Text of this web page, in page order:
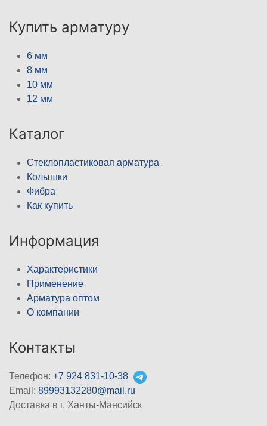
Купить арматуру
6 мм
8 мм
10 мм
12 мм
Каталог
Стеклопластиковая арматура
Колышки
Фибра
Как купить
Информация
Характеристики
Применение
Арматура оптом
О компании
Контакты
Телефон: +7 924 831-10-38
Email: 89993132280@mail.ru
Доставка в г. Ханты-Мансийск